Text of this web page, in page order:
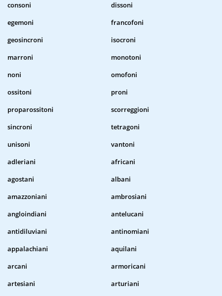
consoni
dissoni
egemoni
francofoni
geosincroni
isocroni
marroni
monotoni
noni
omofoni
ossitoni
proni
proparossitoni
scorreggioni
sincroni
tetragoni
unisoni
vantoni
adleriani
africani
agostani
albani
amazzoniani
ambrosiani
angloindiani
antelucani
antidiluviani
antinomiani
appalachiani
aquilani
arcani
armoricani
artesiani
arturiani